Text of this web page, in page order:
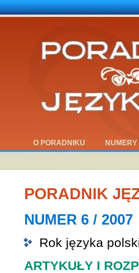
O PORADNIKU
PORADNIK
NUMER 6 / 2007
Rok języka
ARTYKUŁY I